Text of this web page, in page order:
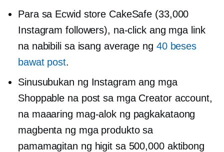
Para sa Ecwid store CakeSafe (33,000
Instagram followers), na-click ang mga link
na nabibili sa isang average ng 40 beses
bawat post.
Sinusubukan ng Instagram ang mga
Shoppable na post sa mga Creator account,
na maaaring mag-alok ng pagkakataong
magbenta ng mga produkto sa
pamamagitan ng higit sa 500,000 aktibong